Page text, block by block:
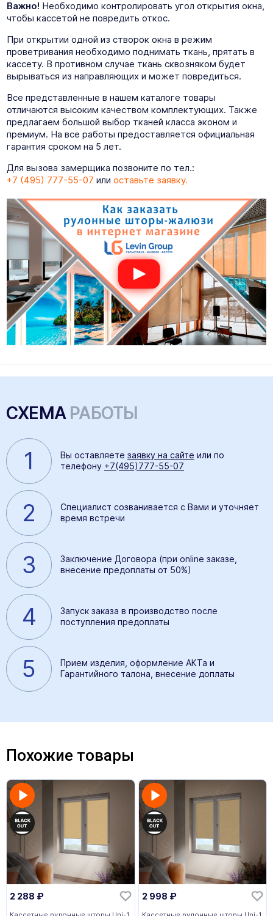
Важно! Необходимо контролировать угол открытия окна,
чтобы кассетой не повредить откос.
При открытии одной из створок окна в режим
проветривания необходимо поднимать ткань, прятать в
кассету. В противном случае ткань сквозняком будет
вырываться из направляющих и может повредиться.
Все представленные в нашем каталоге товары
отличаются высоким качеством комплектующих. Также
предлагаем большой выбор тканей класса эконом и
премиум. На все работы предоставляется официальная
гарантия сроком на 5 лет.
Для вызова замерщика позвоните по тел.:
+7 (495) 777-55-07 или оставьте заявку.
СХЕМА РАБОТЫ
1 Вы оставляете заявку на сайте или по
телефону +7(495)777-55-07
2
Специалист созванивается с Вами и уточняет
время встречи
3
Заключение Договора (при online заказе,
внесение предоплаты от 50%)
4
Запуск заказа в производство после
поступления предоплаты
5
Прием изделия, оформление АКТа и
Гарантийного талона, внесение доплаты
Похожие товары
2 288 ₽ 2 998 ₽